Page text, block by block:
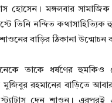
হোসেন। মঙ্গলবার
তিনি নন্দিত কথাসাহিত্যিক
বাড়ির ঠিকানা উন্মোচন
তাকে ধর্ষণের
মুজিবুর রহমানের বাড়িতে
দেন শাওন। এরপরই